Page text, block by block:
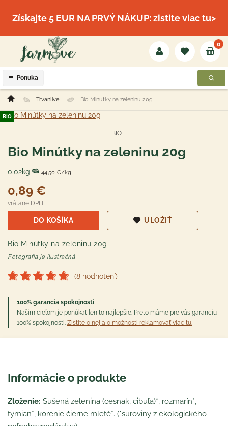
Získajte 5 EUR NA PRVÝ NÁKUP:zistite viac tu>
Ponuka
0
Trvanlivé Bio Minútky na zeleninu 20g
BIO
BIO
Bio Minútky na zeleninu 20g
0.02kg 44,50 €/kg
0,89 €
vrátane DPH
DO KOŠÍKA ULOŽIŤ
Bio Minútky na zeleninu 20g
Fotografia je ilustračná
(8 hodnotení)
100% garancia spokojnosti
Našim cieľom je ponúkať len to najlepšie. Preto máme pre vás garanciu
100% spokojnosti. Zistite o nej a o možnosti reklamovať viac tu.
Informácie o produkte
Zloženie: Sušená zelenina (cesnak, cibuľa)*, rozmarín*,
tymian*, korenie čierne mleté*. (*suroviny z ekologického